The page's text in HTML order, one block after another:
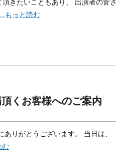
...もっと読む
くお客様へのご案内
りがとうございます。 当日は、
む